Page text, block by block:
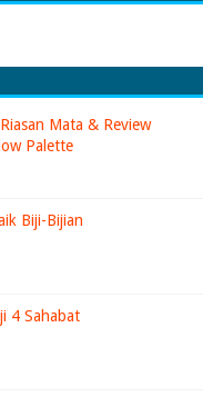
Mata & Review
Palette
Biji-Bijian
4 Sahabat